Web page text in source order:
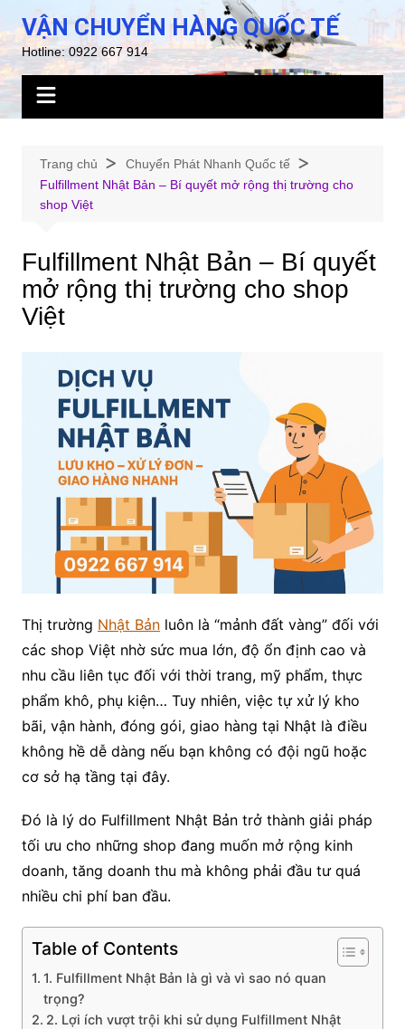
Chuyển
đến
phần
nội
dung
VẬN CHUYỂN HÀNG QUỐC TẾ
Hotline: 0922 667 914
Trang chủ
Chuyển Phát Nhanh Quốc tế
Fulfillment Nhật Bản – Bí quyết mở rộng thị trường cho
shop Việt
Fulfillment Nhật Bản – Bí quyết
mở rộng thị trường cho shop
Việt
Thị trường Nhật Bảnluôn là “mảnh đất vàng” đối với
các shop Việt nhờ sức mua lớn, độ ổn định cao và
nhu cầu liên tục đối với thời trang, mỹ phẩm, thực
phẩm khô, phụ kiện… Tuy nhiên, việc tự xử lý kho
bãi, vận hành, đóng gói, giao hàng tại Nhật là điều
không hề dễ dàng nếu bạn không có đội ngũ hoặc
cơ sở hạ tầng tại đây.
Đó là lý do Fulfillment Nhật Bản trở thành giải pháp
tối ưu cho những shop đang muốn mở rộng kinh
doanh, tăng doanh thu mà không phải đầu tư quá
nhiều chi phí ban đầu.
Table of Contents
1. Fulfillment Nhật Bản là gì và vì sao nó quan
trọng?
2. Lợi ích vượt trội khi sử dụng Fulfillment Nhật